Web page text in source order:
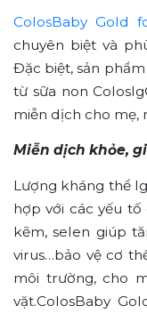
ColosBaby Gold
chuyên biệt và
Đặc biệt, sản
từ sữa non
miễn dịch cho mẹ,
Miễn dịch khỏe,
Lượng kháng thể
hợp với các yếu tố
kẽm, selen giúp
virus…bảo vệ cơ
môi trường, cho
vặt.ColosBaby